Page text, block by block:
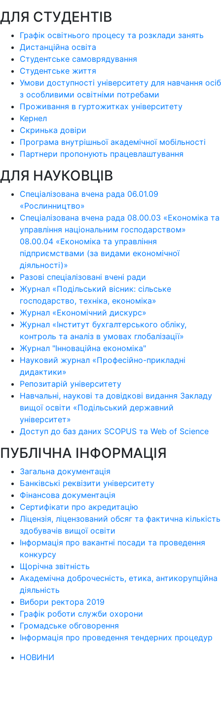
ДЛЯ СТУДЕНТІВ
Графік освітнього процесу та розклади занять
Дистанційна освіта
Студентське самоврядування
Студентське життя
Умови доступності університету для навчання осіб
з особливими освітніми потребами
Проживання в гуртожитках університету
Кернел
Скринька довіри
Програма внутрішньої академічної мобільності
Партнери пропонують працевлаштування
ДЛЯ НАУКОВЦІВ
Спеціалізована вчена рада 06.01.09
«Рослинництво»
Спеціалізована вчена рада 08.00.03 «Економіка та
управління національним господарством»
08.00.04 «Економіка та управління
підприємствами (за видами економічної
діяльності)»
Разові спеціалізовані вчені ради
Журнал «Подільський вісник: сільське
господарство, техніка, економіка»
Журнал «Економічний дискурс»
Журнал «Інститут бухгалтерського обліку,
контроль та аналіз в умовах глобалізації»
Журнал "Інноваційна економіка"
Науковий журнал «Професійно-прикладні
дидактики»
Репозитарій університету
Навчальні, наукові та довідкові видання Закладу
вищої освіти «Подільський державний
університет»
Доступ до баз даних SCOPUS та Web of Science
ПУБЛІЧНА ІНФОРМАЦІЯ
Загальна документація
Банківські реквізити університету
Фінансова документація
Сертифікати про акредитацію
Ліцензія, ліцензований обсяг та фактична кількість
здобувачів вищої освіти
Інформація про вакантні посади та проведення
конкурсу
Щорічна звітність
Академічна доброчесність, етика, антикорупційна
діяльність
Вибори ректора 2019
Графік роботи служби охорони
Громадське обговорення
Інформація про проведення тендерних процедур
НОВИНИ